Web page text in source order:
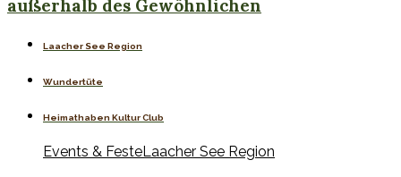
außerhalb des Gewöhnlichen
Laacher See Region
Wundertüte
Heimathaben Kultur Club
Events & FesteLaacher See Region